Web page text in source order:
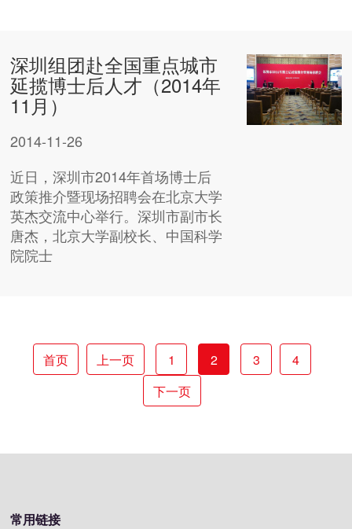
深圳组团赴全国重点城市
延揽博士后人才（2014年
11月）
2014-11-26
近日，深圳市2014年首场博士后
政策推介暨现场招聘会在北京大学
英杰交流中心举行。深圳市副市长
唐杰，北京大学副校长、中国科学
院院士
首页 上一页 1 2 3
4
下一页
常用链接